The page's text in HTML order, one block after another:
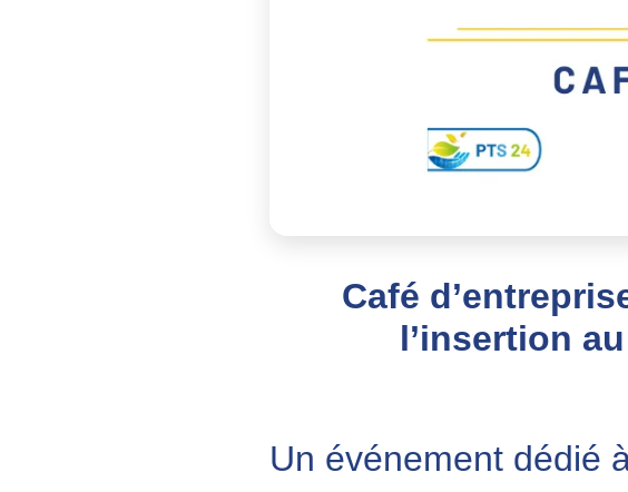
Café
l’insertion
Un événement dédié